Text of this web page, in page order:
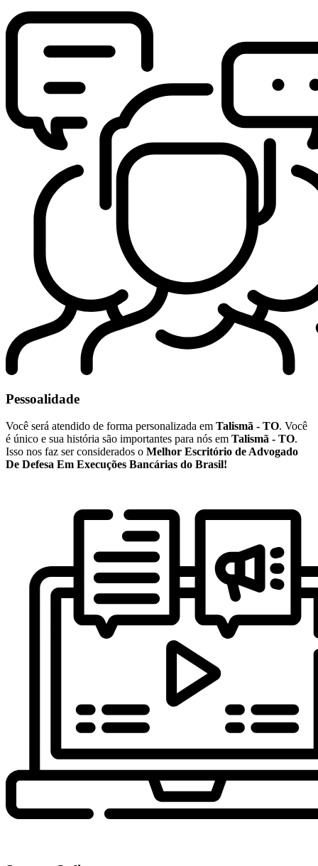
Pessoalidade
Você será atendido de forma personalizada em Talismã - TO. Você
é único e sua história são importantes para nós em Talismã - TO.
Isso nos faz ser considerados o Melhor Escritório de Advogado
De Defesa Em Execuções Bancárias do Brasil!